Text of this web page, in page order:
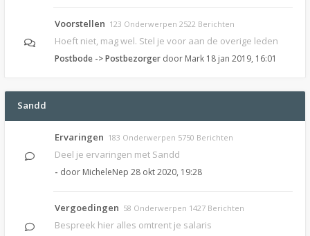
Voorstellen 123 Onderwerpen 2522 Berichten
Hoeft niet, mag wel. Stel je voor aan de overige leden
Postbode -> Postbezorger door Mark 18 jan 2019, 16:01
Sandd
Ervaringen 183 Onderwerpen 5750 Berichten
Deel je ervaringen met Sandd
- door MicheleNep 28 okt 2020, 19:28
Vergoedingen 58 Onderwerpen 1427 Berichten
Bespreek hier alles omtrent je salaris